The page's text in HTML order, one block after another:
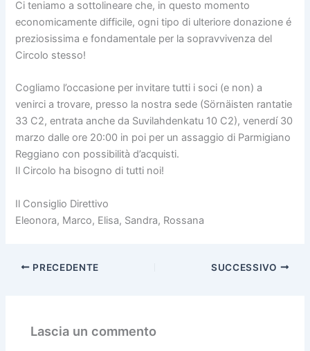
Ci teniamo a sottolineare che, in questo momento
economicamente difficile, ogni tipo di ulteriore donazione é
preziosissima e fondamentale per la sopravvivenza del
Circolo stesso!
Cogliamo l’occasione per invitare tutti i soci (e non) a
venirci a trovare, presso la nostra sede (Sörnäisten rantatie
33 C2, entrata anche da Suvilahdenkatu 10 C2), venerdí 30
marzo dalle ore 20:00 in poi per un assaggio di Parmigiano
Reggiano con possibilità d’acquisti.
Il Circolo ha bisogno di tutti noi!
Il Consiglio Direttivo
Eleonora, Marco, Elisa, Sandra, Rossana
PRECEDENTE SUCCESSIVO
Lascia un commento